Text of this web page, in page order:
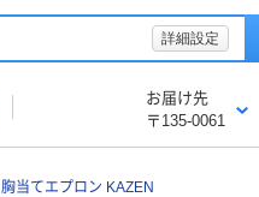
詳細設定
お届け先
〒135-0061
胸当てエプロン KAZEN